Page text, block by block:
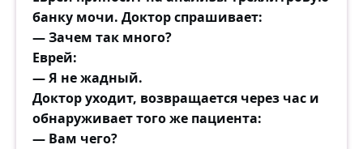
банку мочи. Доктор спрашивает:
— Зачем так много?
Еврей:
— Я не жадный.
Доктор уходит, возвращается через час и
обнаруживает того же пациента:
— Вам чего?